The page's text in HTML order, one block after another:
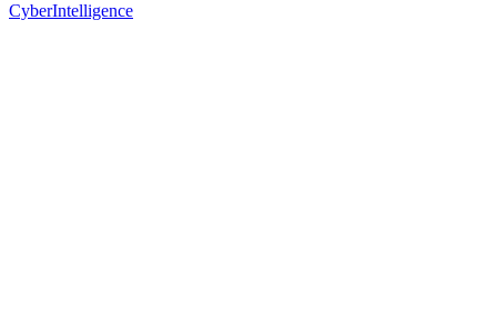
CyberIntelligence